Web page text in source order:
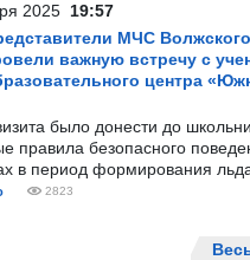
2025 19:57
МЧС
важную встречу с
центра
было донести до
правила безопасного
в период формирования
2823